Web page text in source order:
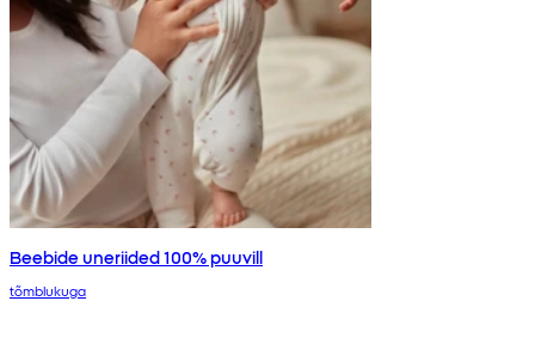
Beebide uneriided 100% puuvill
tõmblukuga